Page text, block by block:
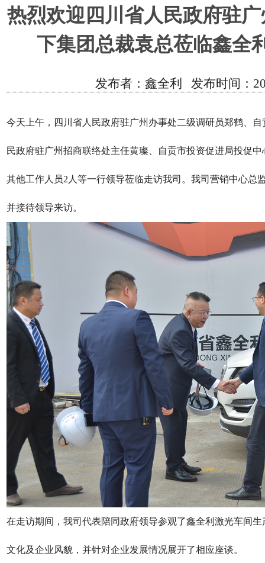
热烈欢迎四川省人民政府驻
下集团总裁袁总莅临鑫全
发布者：鑫全利 发布时间：
今天上午， 四川省人民政府驻广州办事处二级调研员郑鹤 自
民政府驻广州招商联络处主任黄璨 自贡市投资促进局投促
其他工作人员2人等一行领导莅临走访我司。我司营销中心总
并接待领导来访。
在走访期间，我司代表陪同政府领导参观了鑫全利激光车间生
文化及企业风貌，并针对企业发展情况展开了相应座谈。